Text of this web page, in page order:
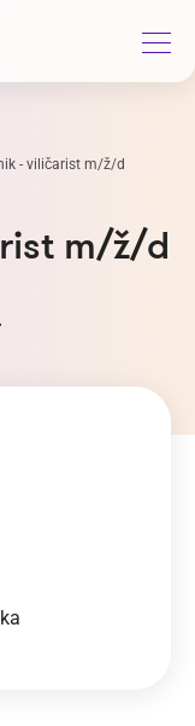
- viličarist m/ž/d
m/ž/d